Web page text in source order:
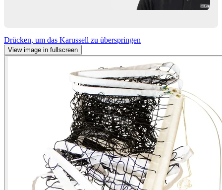
Drücken, um das Karussell zu überspringen
View image in fullscreen